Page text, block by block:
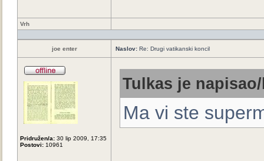
Vrh
joe enter Naslov: Re: Drugi vatikanski koncil
Pridružen/a: 30 lip 2009, 17:35
Postovi: 10961
Tulkas je
Ma vi ste